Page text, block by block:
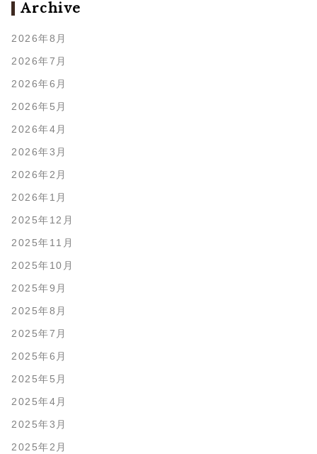
Archive
2026年8月
2026年7月
2026年6月
2026年5月
2026年4月
2026年3月
2026年2月
2026年1月
2025年12月
2025年11月
2025年10月
2025年9月
2025年8月
2025年7月
2025年6月
2025年5月
2025年4月
2025年3月
2025年2月